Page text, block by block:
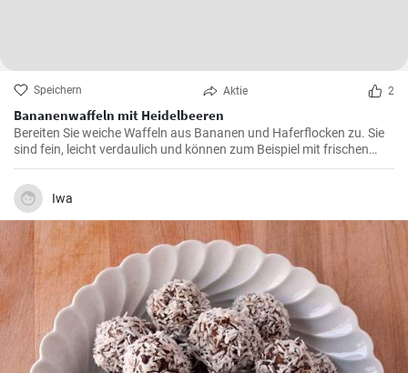
Speichern Aktie 2
Bananenwaffeln mit Heidelbeeren
Bereiten Sie weiche Waffeln aus Bananen und Haferflocken zu. Sie
sind fein, leicht verdaulich und können zum Beispiel mit frischen
Heidelbeeren und Heidelbeersirup serviert werden.
Iwa